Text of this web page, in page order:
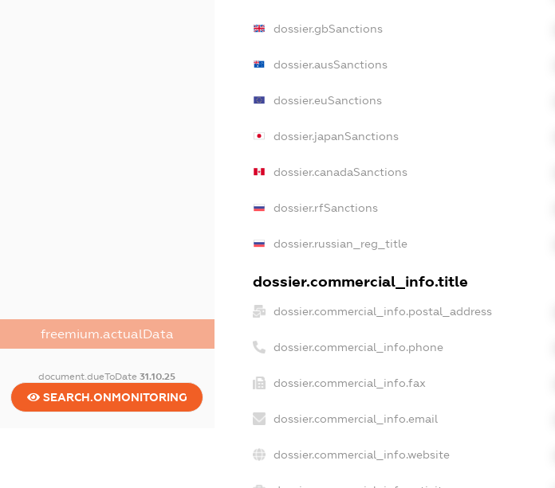
freemium.actualData
document.dueToDate31.10.25
SEARCH.ONMONITORING
dossier.gbSanctions
dossier.ausSanctions
dossier.euSanctions
dossier.japanSanctions
dossier.canadaSanctions
dossier.rfSanctions
dossier.russian_reg_title
dossier.commercial_info.title
dossier.commercial_info.postal_address
dossier.commercial_info.phone
dossier.commercial_info.fax
dossier.commercial_info.email
dossier.commercial_info.website